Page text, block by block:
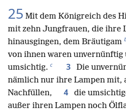
25 Mit dem Königreich des
mit zehn Jungfrauen, die ihre
hinausgingen, dem Bräutigam
von ihnen waren unvernünftig
umsichtig. c 3
Die
nämlich nur ihre Lampen mit,
Nachfüllen,
4
die
außer ihren Lampen noch